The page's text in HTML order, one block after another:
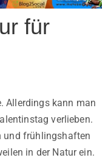
für
Allerdings kann man
verlieben.
und frühlingshaften
in der Natur ein.